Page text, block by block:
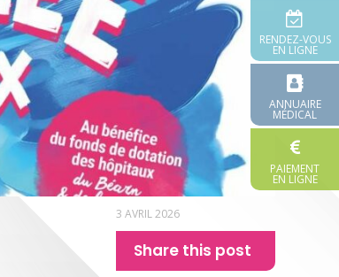
3 AVRIL 2026
Share this post
RENDEZ-VOUS
EN LIGNE
ANNUAIRE
MÉDICAL
PAIEMENT
EN LIGNE